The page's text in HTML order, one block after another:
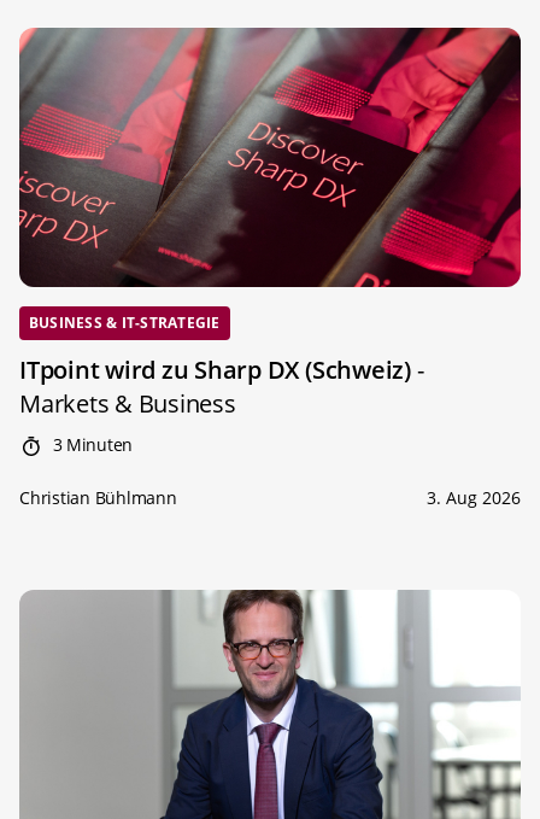
BUSINESS & IT-STRATEGIE
ITpoint wird zu Sharp DX (Schweiz)-
Markets & Business
3 Minuten
Christian Bühlmann 3. Aug 2026